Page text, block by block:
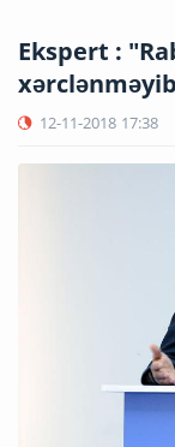
Ekspert :
12-11-2018 17:38